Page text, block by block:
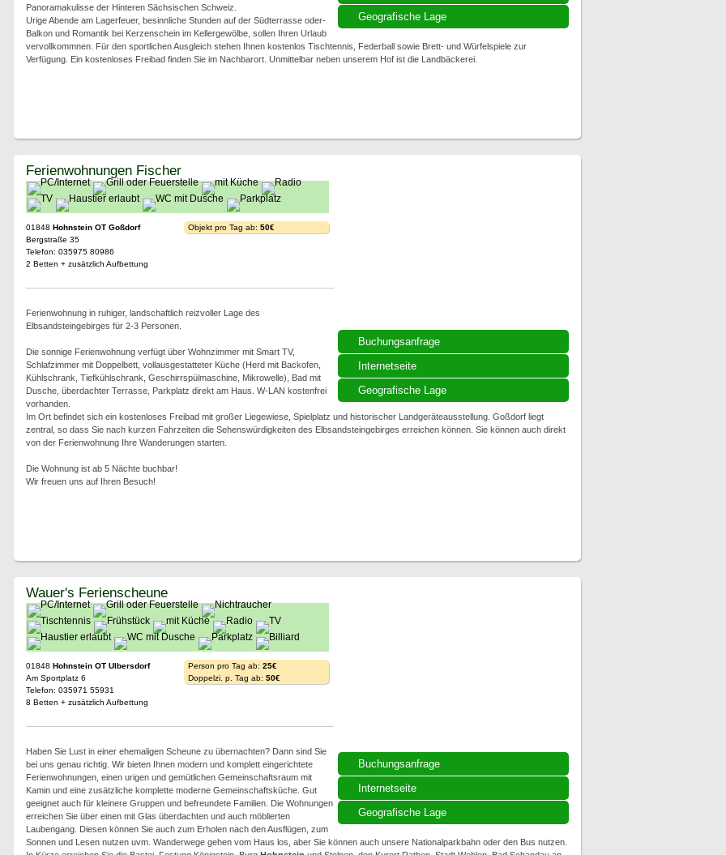
Geografische Lage
Panoramakulisse der Hinteren Sächsischen Schweiz.
Urige Abende am Lagerfeuer, besinnliche Stunden auf der Südterrasse oder-
Balkon und Romantik bei Kerzenschein im Kellergewölbe, sollen Ihren Urlaub
vervollkommnen. Für den sportlichen Ausgleich stehen Ihnen kostenlos Tischtennis, Federball sowie Brett- und Würfelspiele zur
Verfügung. Ein kostenloses Freibad finden Sie im Nachbarort. Unmittelbar neben unserem Hof ist die Landbäckerei.
Buchungsanfrage
Internetseite
Geografische Lage
Ferienwohnungen Fischer
01848 Hohnstein OT Goßdorf
Bergstraße 35
Telefon: 035975 80986
2 Betten + zusätzlich Aufbettung
Objekt pro Tag ab: 50€
Ferienwohnung in ruhiger, landschaftlich reizvoller Lage des
Elbsandsteingebirges für 2-3 Personen.
Die sonnige Ferienwohnung verfügt über Wohnzimmer mit Smart TV,
Schlafzimmer mit Doppelbett, vollausgestatteter Küche (Herd mit Backofen,
Kühlschrank, Tiefkühlschrank, Geschirrspülmaschine, Mikrowelle), Bad mit
Dusche, überdachter Terrasse, Parkplatz direkt am Haus. W-LAN kostenfrei
vorhanden.
Im Ort befindet sich ein kostenloses Freibad mit großer Liegewiese, Spielplatz und historischer Landgeräteausstellung. Goßdorf liegt
zentral, so dass Sie nach kurzen Fahrzeiten die Sehenswürdigkeiten des Elbsandsteingebirges erreichen können. Sie können auch direkt
von der Ferienwohnung Ihre Wanderungen starten.
Die Wohnung ist ab 5 Nächte buchbar!
Wir freuen uns auf Ihren Besuch!
Buchungsanfrage
Internetseite
Geografische Lage
Wauer's Ferienscheune
01848 Hohnstein OT Ulbersdorf
Am Sportplatz 6
Telefon: 035971 55931
8 Betten + zusätzlich Aufbettung
Person pro Tag ab: 25€
Doppelzi. p. Tag ab: 50€
Haben Sie Lust in einer ehemaligen Scheune zu übernachten? Dann sind Sie
bei uns genau richtig. Wir bieten Ihnen modern und komplett eingerichtete
Ferienwohnungen, einen urigen und gemütlichen Gemeinschaftsraum mit
Kamin und eine zusätzliche komplette moderne Gemeinschaftsküche. Gut
geeignet auch für kleinere Gruppen und befreundete Familien. Die Wohnungen
erreichen Sie über einen mit Glas überdachten und auch möblierten
Laubengang. Diesen können Sie auch zum Erholen nach den Ausflügen, zum
Sonnen und Lesen nutzen uvm. Wanderwege gehen vom Haus los, aber Sie können auch unsere Nationalparkbahn oder den Bus nutzen.